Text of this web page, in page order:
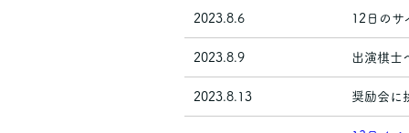
2023.8.6 12日のサ
2023.8.9 出演棋士
2023.8.13 奨励会に